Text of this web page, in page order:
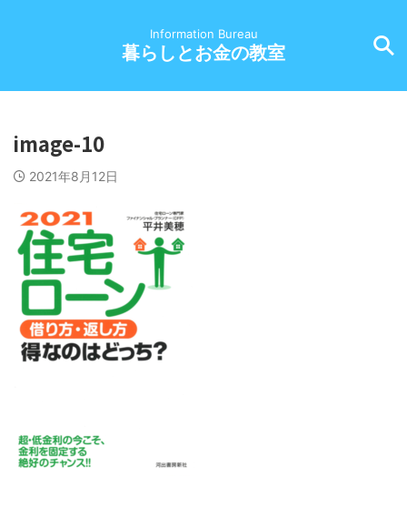
Information Bureau
暮らしとお金の教室
image-10
2021年8月12日